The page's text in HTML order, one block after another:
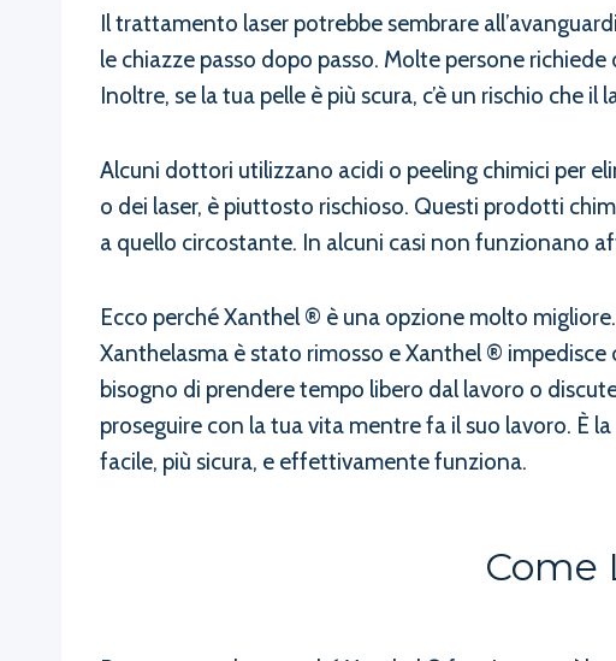
Il trattamento laser potrebbe sembrare
le chiazze passo dopo passo. Molte persone
Inoltre, se la tua pelle è più scura, c’è un rischio che
Alcuni dottori utilizzano acidi o peeling chimici per
o dei laser, è piuttosto rischioso. Questi prodotti
a quello circostante. In alcuni casi non funzionano
Ecco perché Xanthel ® è una opzione molto
Xanthelasma è stato rimosso e Xanthel ®
bisogno di prendere tempo libero dal lavoro o
proseguire con la tua vita mentre fa il suo lavoro. È
facile, più sicura, e effettivamente funziona.
Come